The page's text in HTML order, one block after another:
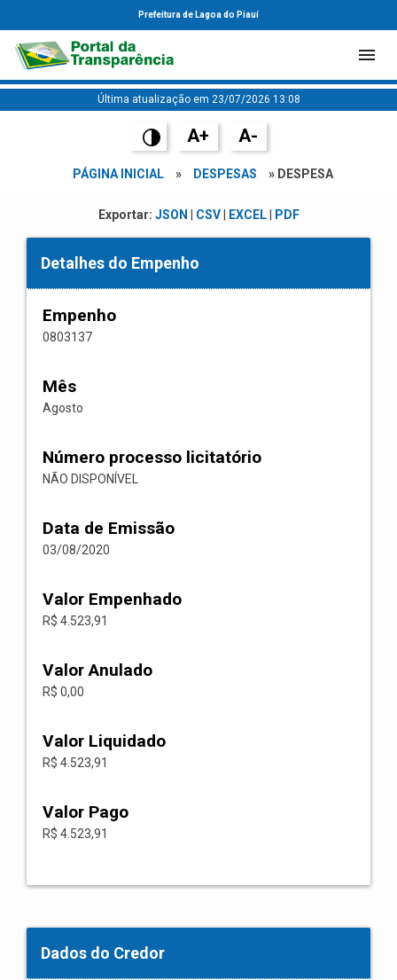
Prefeitura de Lagoa do Piauí
Última atualização em 23/07/2026 13:08
A+ A-
PÁGINA INICIAL » DESPESAS » DESPESA
Exportar: JSON CSV| EXCEL| PDF
Detalhes do Empenho
Empenho
0803137
Mês
Agosto
Número processo licitatório
NÃO DISPONÍVEL
Data de Emissão
03/08/2020
Valor Empenhado
R$ 4.523,91
Valor Anulado
R$ 0,00
Valor Liquidado
R$ 4.523,91
Valor Pago
R$ 4.523,91
Dados do Credor